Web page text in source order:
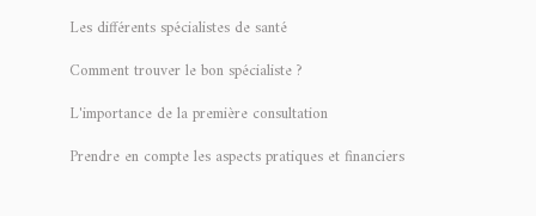
Les différents spécialistes de santé
Comment trouver le bon spécialiste ?
L'importance de la première consultation
Prendre en compte les aspects pratiques et financiers